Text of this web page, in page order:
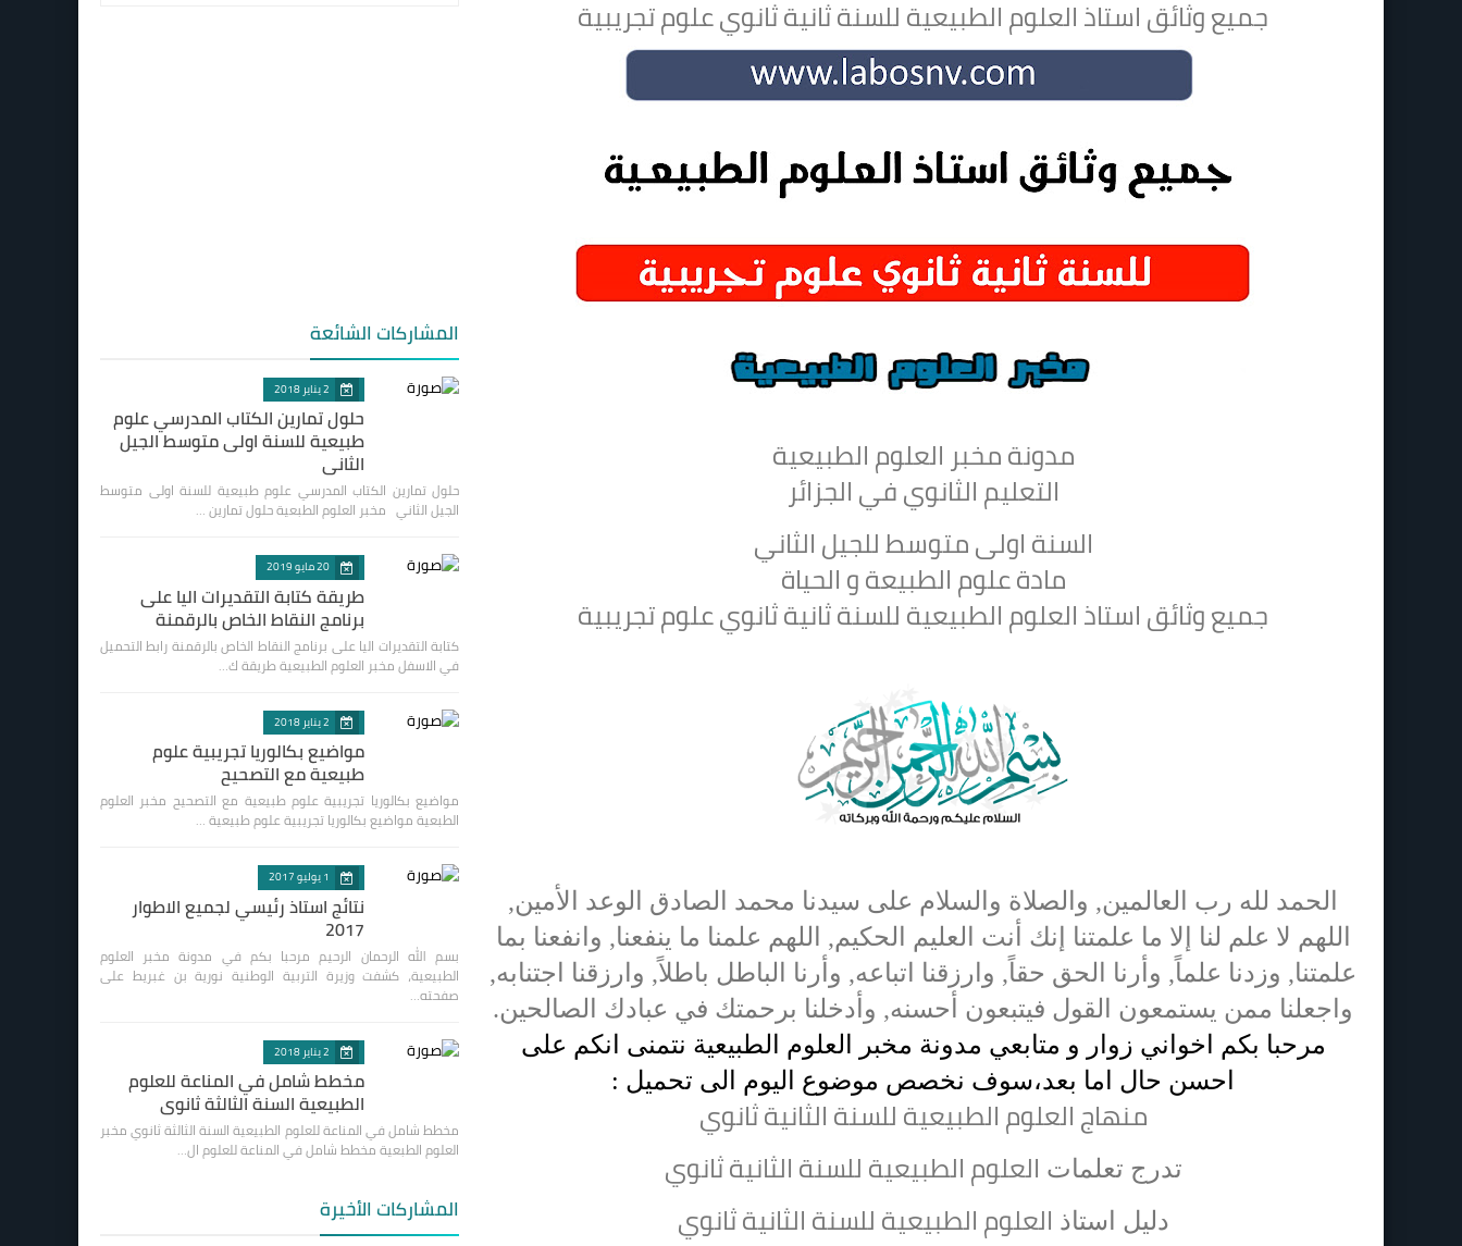
جميع وثائق استاذ العلوم الطبيعية للسنة ثانية ثانوي علوم تجريبية
مدونة مخبر العلوم الطبيعية
التعليم الثانوي في الجزائر
السنة اولى متوسط للجيل الثاني
مادة علوم الطبيعة و الحياة
جميع وثائق استاذ العلوم الطبيعية للسنة ثانية ثانوي علوم تجريبية
الحمد لله رب العالمين, والصلاة والسلام على سيدنا محمد الصادق الوعد الأمين,
اللهم لا علم لنا إلا ما علمتنا إنك أنت العليم الحكيم, اللهم علمنا ما ينفعنا, وانفعنا بما
علمتنا, وزدنا علماً, وأرنا الحق حقاً, وارزقنا اتباعه, وأرنا الباطل باطلاً, وارزقنا اجتنابه,
واجعلنا ممن يستمعون القول فيتبعون أحسنه, وأدخلنا برحمتك في عبادك الصالحين.
مرحبا بكم اخواني زوار و متابعي مدونة مخبر العلوم الطبيعية نتمنى انكم على
احسن حال اما بعد،سوف نخصص موضوع اليوم الى تحميل :
منهاج العلوم الطبيعية للسنة الثانية ثانوي
تدرج تعلمات العلوم الطبيعية للسنة الثانية ثانوي
دليل استاذ العلوم الطبيعية للسنة الثانية ثانوي
المشاركات الشائعة
2 يناير 2018
حلول تمارين الكتاب المدرسي علوم
طبيعية للسنة اولى متوسط الجيل
الثاني
حلول تمارين الكتاب المدرسي علوم طبيعية للسنة اولى متوسط
الجيل الثاني مخبر العلوم الطبعية حلول تمارين …
20 مايو 2019
طريقة كتابة التقديرات اليا على
برنامج النقاط الخاص بالرقمنة
كتابة التقديرات اليا على برنامج النقاط الخاص بالرقمنة رابط التحميل
في الاسفل مخبر العلوم الطبيعية طريقة ك…
2 يناير 2018
مواضيع بكالوريا تجريبية علوم
طبيعية مع التصحيح
مواضيع بكالوريا تجريبية علوم طبيعية مع التصحيح مخبر العلوم
الطبعية مواضيع بكالوريا تجريبية علوم طبيعية …
1 يوليو 2017
نتائج استاذ رئيسي لجميع الاطوار
2017
بسم الله الرحمان الرحيم مرحبا بكم في مدونة مخبر العلوم
الطبيعية، كشفت وزيرة التربية الوطنية نورية بن غبريط على
صفحته…
2 يناير 2018
مخطط شامل في المناعة للعلوم
الطبيعية السنة الثالثة ثانوي
مخطط شامل في المناعة للعلوم الطبيعية السنة الثالثة ثانوي مخبر
العلوم الطبعية مخطط شامل في المناعة للعلوم ال…
المشاركات الأخيرة